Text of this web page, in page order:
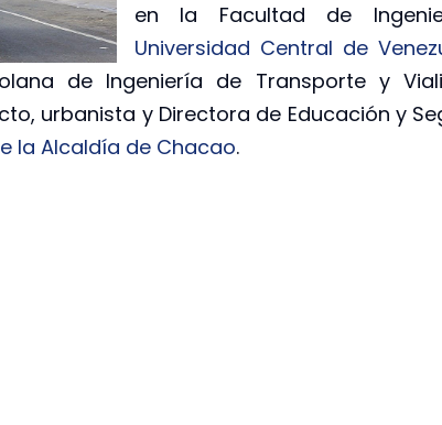
en la Facultad de
Universidad Central de
de Ingeniería de Transporte y
urbanista y Directora de Educación y
la Alcaldía de Chacao.